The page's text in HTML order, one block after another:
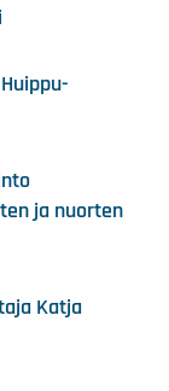
ja nuorten
Katja